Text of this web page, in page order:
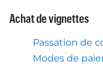
Achat de vignettes
Passation de
Modes de